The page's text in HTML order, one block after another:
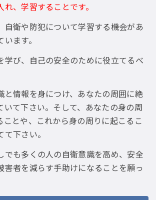
、学習することです。
自衛や防犯について学習する機会があ
ます。
学び、自己の安全のために役立てるべ
と情報を身につけ、あなたの周囲に絶
いて下さい。そして、あなたの身の周
ことや、これから身の周りに起こるこ
下さい。
でも多くの人の自衛意識を高め、安全
害者を減らす手助けになることを願っ